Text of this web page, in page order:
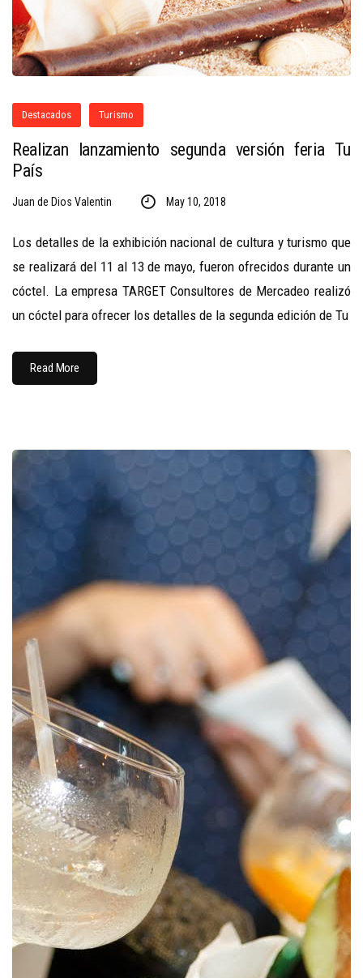
Destacados Turismo
Realizan lanzamiento segunda versión feria Tu
País
Juan de Dios Valentin May 10, 2018
Los detalles de la exhibición nacional de cultura y turismo que
se realizará del 11 al 13 de mayo, fueron ofrecidos durante un
cóctel. La empresa TARGET Consultores de Mercadeo realizó
un cóctel para ofrecer los detalles de la segunda edición de Tu
Read More